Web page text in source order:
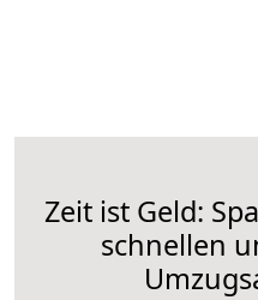
Zeit ist Geld:
schnellen